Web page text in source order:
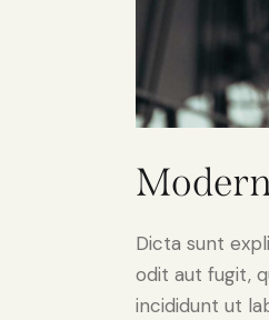
Dicta sunt
odit aut fugit,
incididunt ut